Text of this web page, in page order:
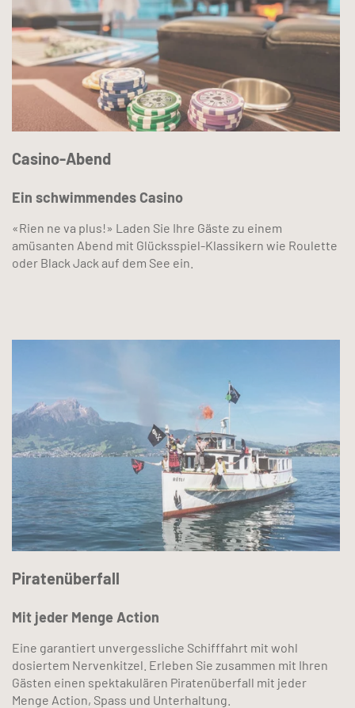
Casino-Abend
Ein schwimmendes Casino
«Rien ne va plus!» Laden Sie Ihre Gäste zu einem
amüsanten Abend mit Glücksspiel-Klassikern wie Roulette
oder Black Jack auf dem See ein.
Piratenüberfall
Mit jeder Menge Action
Eine garantiert unvergessliche Schifffahrt mit wohl
dosiertem Nervenkitzel. Erleben Sie zusammen mit Ihren
Gästen einen spektakulären Piratenüberfall mit jeder
Menge Action, Spass und Unterhaltung.